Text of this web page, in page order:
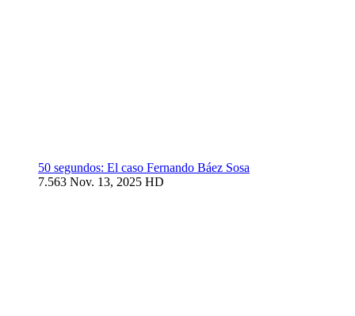
50 segundos: El caso Fernando Báez Sosa
7.563 Nov. 13, 2025 HD